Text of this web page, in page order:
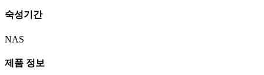
숙성기간
NAS
제품 정보